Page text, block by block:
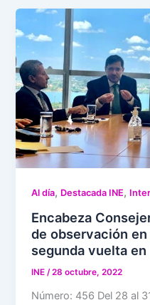
Al día, Destacada INE,
Encabeza
de observación
segunda vuelta en
INE /28 octubre, 2022
Número: 456 Del 28 al